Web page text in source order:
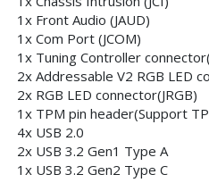
1x Front Audio (JAUD)
1x Com Port (JCOM)
1x Tuning Controller
2x Addressable V2 RGB LED
2x RGB LED connector(JRGB)
1x TPM pin header(Support
4x USB 2.0
2x USB 3.2 Gen1 Type A
1x USB 3.2 Gen2 Type C